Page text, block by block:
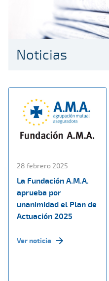
Noticias
28 febrero 2025
La Fundación A.M.A.
aprueba por
unanimidad el Plan de
Actuación 2025
Ver noticia